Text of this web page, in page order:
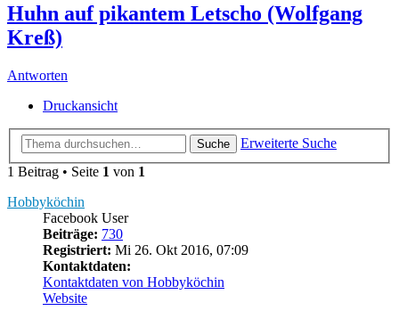
Huhn auf pikantem Letscho (Wolfgang
Kreß)
Antworten
Druckansicht
Suche
Erweiterte Suche
1 Beitrag • Seite 1 von 1
Hobbyköchin
Facebook User
Beiträge: 730
Registriert: Mi 26. Okt 2016, 07:09
Kontaktdaten:
Kontaktdaten von Hobbyköchin
Website